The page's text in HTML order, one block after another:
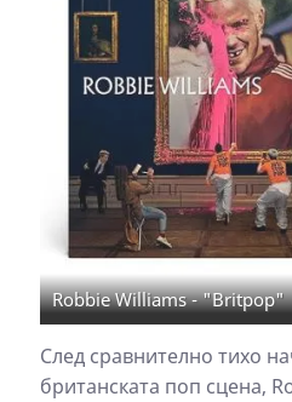
Robbie Williams - "Britpop"
След сравнително тихо
британската поп сцена,